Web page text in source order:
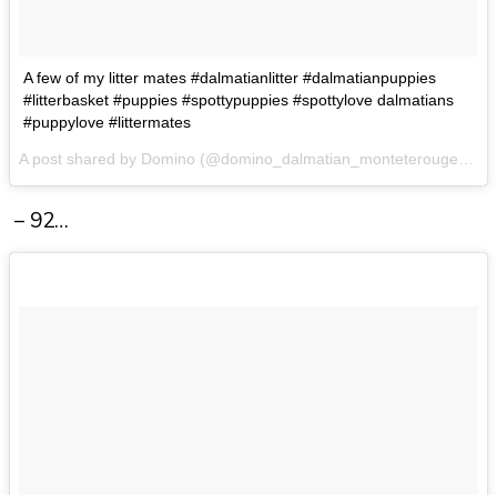
A few of my litter mates #dalmatianlitter #dalmatianpuppies
#litterbasket #puppies #spottypuppies #spottylove dalmatians
#puppylove #littermates
– 92…